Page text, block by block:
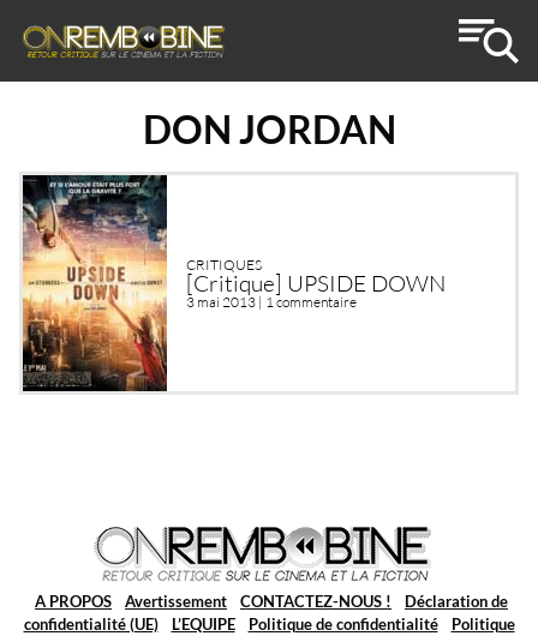
DON JORDAN
CRITIQUES
[Critique] UPSIDE DOWN
3 mai 2013 | 1 commentaire
A PROPOS Avertissement CONTACTEZ-NOUS !
Déclaration de
confidentialité (UE)
L’EQUIPE Politique de confidentialité
Politique